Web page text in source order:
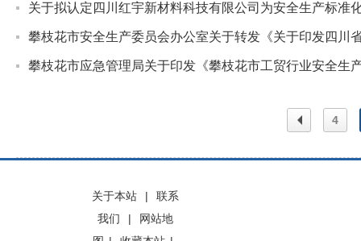
关于拟认定四川红宇新材料科技有限公司为安全生产标准
攀枝花市安全生产委员会办公室关于转发《关于印发四川
攀枝花市应急管理局关于印发《攀枝花市工贸行业安全生
4
关于本站 |
联系
我们
|
网站地